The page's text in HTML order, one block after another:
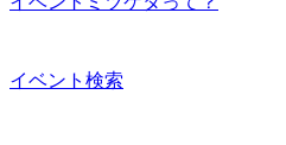
イベント検索